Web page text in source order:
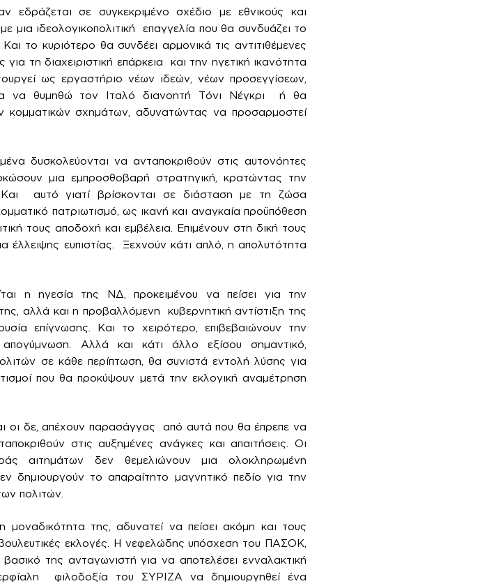
εδράζεται σε συγκεκριμένο σχέδιο με εθνικούς και
μια ιδεολογικοπολιτική επαγγελία που θα συνδυάζει το
το κυριότερο θα συνδέει αρμονικά τις αντιτιθέμενες
για τη διαχειριστική επάρκεια και την ηγετική ικανότητα
ως εργαστήριο νέων ιδεών, νέων προσεγγίσεων,
να θυμηθώ τον Ιταλό διανοητή Τόνι Νέγκρι ή θα
κομματικών σχημάτων, αδυνατώντας να προσαρμοστεί
δυσκολεύονται να ανταποκριθούν στις αυτονόητες
μια εμπροσθοβαρή στρατηγική, κρατώντας την
Και αυτό γιατί βρίσκονται σε διάσταση με τη ζώσα
πατριωτισμό, ως ικανή και αναγκαία προϋπόθεση
τους αποδοχή και εμβέλεια. Επιμένουν στη δική τους
έλλειψης ευπιστίας. Ξεχνούν κάτι απλό, η απολυτότητα
η ηγεσία της ΝΔ, προκειμένου να πείσει για την
αλλά και η προβαλλόμενη κυβερνητική αντίστιξη της
επίγνωσης. Και το χειρότερο, επιβεβαιώνουν την
απογύμνωση. Αλλά και κάτι άλλο εξίσου σημαντικό,
σε κάθε περίπτωση, θα συνιστά εντολή λύσης για
που θα προκύψουν μετά την εκλογική αναμέτρηση
οι δε, απέχουν παρασάγγας από αυτά που θα έπρεπε να
στις αυξημένες ανάγκες και απαιτήσεις. Οι
αιτημάτων δεν θεμελιώνουν μια ολοκληρωμένη
δημιουργούν το απαραίτητο μαγνητικό πεδίο για την
πολιτών.
της, αδυνατεί να πείσει ακόμη και τους
εκλογές. Η νεφελώδης υπόσχεση του ΠΑΣΟΚ,
της ανταγωνιστή για να αποτελέσει ενναλακτική
φιλοδοξία του ΣΥΡΙΖΑ να δημιουργηθεί ένα